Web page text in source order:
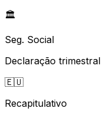
🏛️
Seg. Social
Declaração trimestral
🇪🇺
Recapitulativo